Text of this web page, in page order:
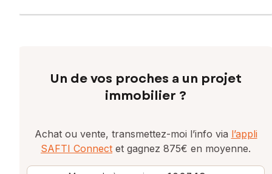
Un de vos proches a un projet
immobilier ?
Achat ou vente, transmettez-moi l’info via l’appli
SAFTI Connect et gagnez 875€ en moyenne.